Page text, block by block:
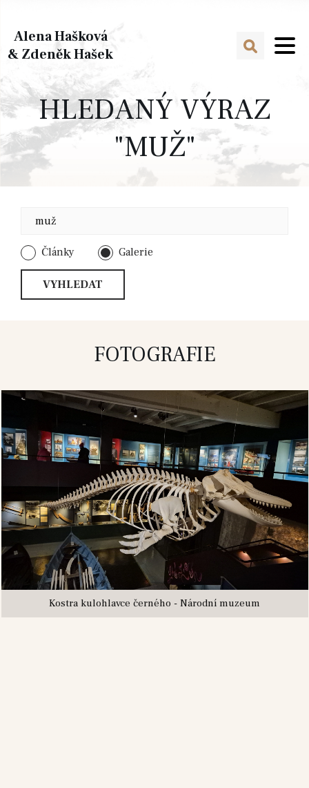
Alena Hašková
& Zdeněk Hašek
HLEDANÝ VÝRAZ
"MUŽ"
Články Galerie
FOTOGRAFIE
Kostra kulohlavce černého - Národní muzeum